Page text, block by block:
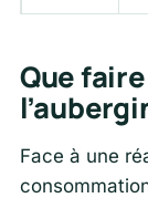
Que
Face à une